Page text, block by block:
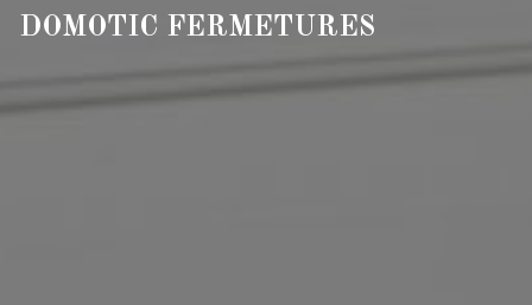
DOMOTIC FERMETURES